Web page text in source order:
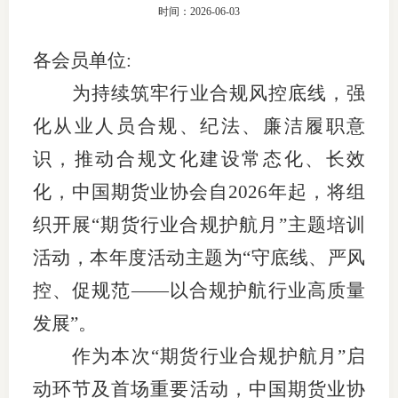
会员管
风险管
资产管
时间：2026-06-03
各会员单位:
为持续筑牢行业合规风控底线，强
化从业人员合规、纪法、廉洁履职意
识，推动合规文化建设常态化、长效
化，中国期货业协会自2026年起，将组
织开展“期货行业合规护航月”主题培训
活动，本年度活动主题为“守底线、严风
控、促规范——以合规护航行业高质量
发展”。
作为本次“期货行业合规护航月”启
动环节及首场重要活动，中国期货业协
投
受
理
渠
道